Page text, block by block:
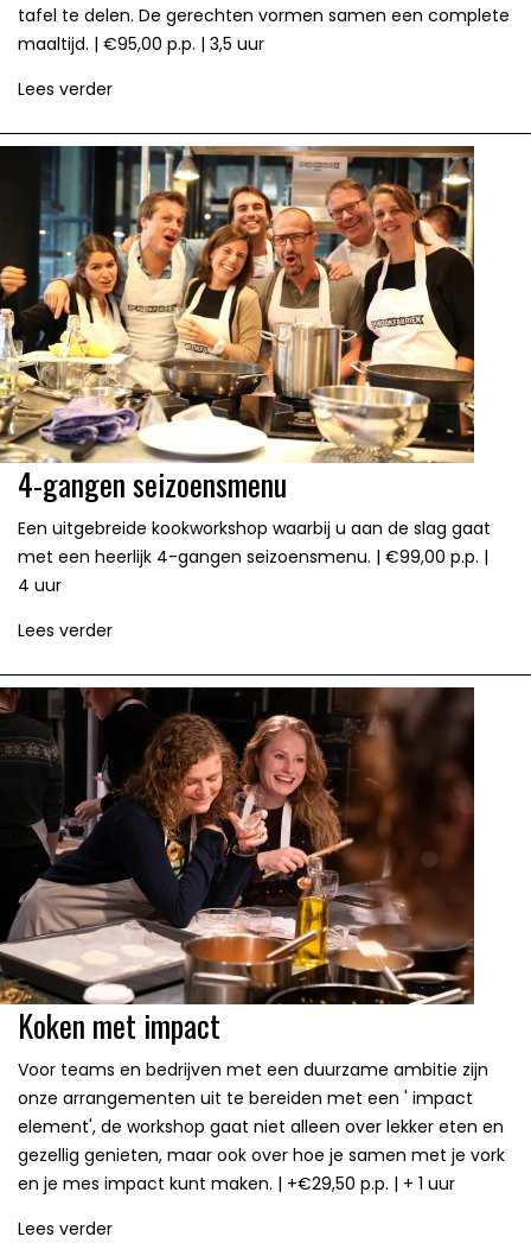
tafel te delen. De gerechten vormen samen een complete
maaltijd. | €95,00 p.p. | 3,5 uur
Lees verder
4-gangen seizoensmenu
Een uitgebreide kookworkshop waarbij u aan de slag gaat
met een heerlijk 4-gangen seizoensmenu. | €99,00 p.p. |
4 uur
Lees verder
Koken met impact
Voor teams en bedrijven met een duurzame ambitie zijn
onze arrangementen uit te bereiden met een ' impact
element', de workshop gaat niet alleen over lekker eten en
gezellig genieten, maar ook over hoe je samen met je vork
en je mes impact kunt maken. | +€29,50 p.p. | + 1 uur
Lees verder